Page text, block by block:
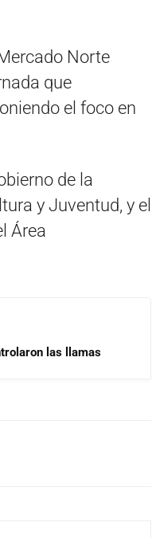
Norte
que
el foco en
de la
y Juventud, y el
Área
las llamas